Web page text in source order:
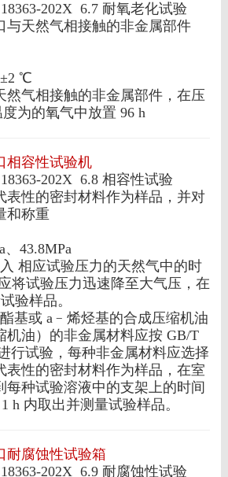
202X 6.7 耐氧老化试验
与天然气相接触的非金属部件
℃
然气相接触的非金属部件，在压
为的氧气中放置 96 h
相容性试验机
202X 6.8 相容性试验
表性的密封材料作为样品，并对
和称重
43.8MPa
相应试验压力的天然气中的时
将试验压力迅速降至大气压，在
验样品。
基或 a﹣烯烃基的合成压缩机油
机油）的非金属材料应按 GB/T
行试验，每种非金属材料应选择
表性的密封材料作为样品，在室
每种试验溶液中的支架上的时间
h 内取出并测量试验样品。
耐腐蚀性试验箱
202X 6.9 耐腐蚀性试验